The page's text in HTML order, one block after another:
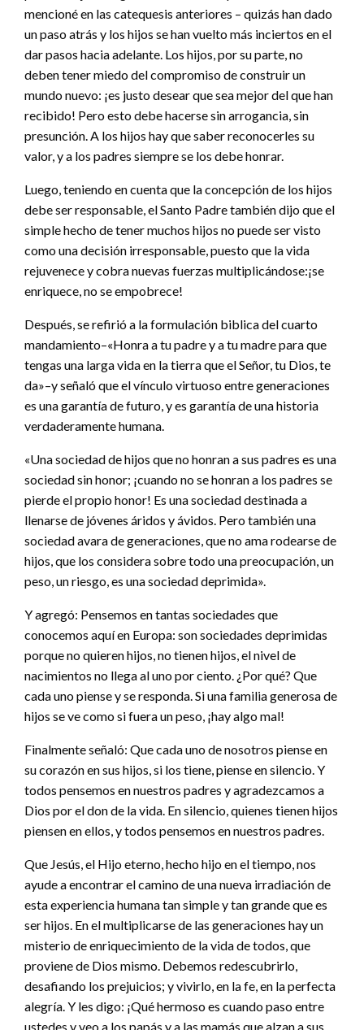
mencioné en las catequesis anteriores – quizás han dado
un paso atrás y los hijos se han vuelto más inciertos en el
dar pasos hacia adelante. Los hijos, por su parte, no
deben tener miedo del compromiso de construir un
mundo nuevo: ¡es justo desear que sea mejor del que han
recibido! Pero esto debe hacerse sin arrogancia, sin
presunción. A los hijos hay que saber reconocerles su
valor, y a los padres siempre se los debe honrar.
Luego, teniendo en cuenta que la concepción de los hijos
debe ser responsable, el Santo Padre también dijo que el
simple hecho de tener muchos hijos no puede ser visto
como una decisión irresponsable, puesto que la vida
rejuvenece y cobra nuevas fuerzas multiplicándose:¡se
enriquece, no se empobrece!
Después, se refirió a la formulación biblica del cuarto
mandamiento–«Honra a tu padre y a tu madre para que
tengas una larga vida en la tierra que el Señor, tu Dios, te
da»–y señaló que el vínculo virtuoso entre generaciones
es una garantía de futuro, y es garantía de una historia
verdaderamente humana.
«Una sociedad de hijos que no honran a sus padres es una
sociedad sin honor; ¡cuando no se honran a los padres se
pierde el propio honor! Es una sociedad destinada a
llenarse de jóvenes áridos y ávidos. Pero también una
sociedad avara de generaciones, que no ama rodearse de
hijos, que los considera sobre todo una preocupación, un
peso, un riesgo, es una sociedad deprimida».
Y agregó: Pensemos en tantas sociedades que
conocemos aquí en Europa: son sociedades deprimidas
porque no quieren hijos, no tienen hijos, el nivel de
nacimientos no llega al uno por ciento. ¿Por qué? Que
cada uno piense y se responda. Si una familia generosa de
hijos se ve como si fuera un peso, ¡hay algo mal!
Finalmente señaló: Que cada uno de nosotros piense en
su corazón en sus hijos, si los tiene, piense en silencio. Y
todos pensemos en nuestros padres y agradezcamos a
Dios por el don de la vida. En silencio, quienes tienen hijos
piensen en ellos, y todos pensemos en nuestros padres.
Que Jesús, el Hijo eterno, hecho hijo en el tiempo, nos
ayude a encontrar el camino de una nueva irradiación de
esta experiencia humana tan simple y tan grande que es
ser hijos. En el multiplicarse de las generaciones hay un
misterio de enriquecimiento de la vida de todos, que
proviene de Dios mismo. Debemos redescubrirlo,
desafiando los prejuicios; y vivirlo, en la fe, en la perfecta
alegría. Y les digo: ¡Qué hermoso es cuando paso entre
ustedes y veo a los papás y a las mamás que alzan a sus